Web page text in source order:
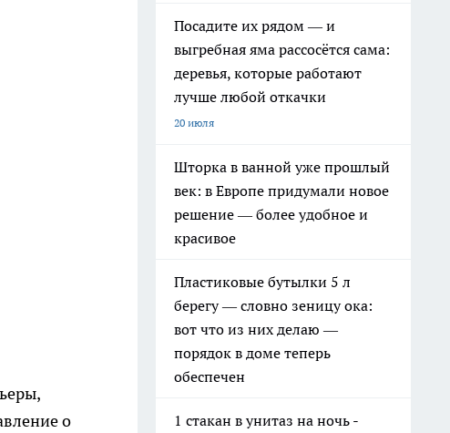
о
Посадите их рядом — и
выгребная яма рассосётся сама:
деревья, которые работают
лучше любой откачки
20 июля
Шторка в ванной уже прошлый
век: в Европе придумали новое
решение — более удобное и
красивое
Пластиковые бутылки 5 л
берегу — словно зеницу ока:
вот что из них делаю —
порядок в доме теперь
обеспечен
1 стакан в унитаз на ночь -